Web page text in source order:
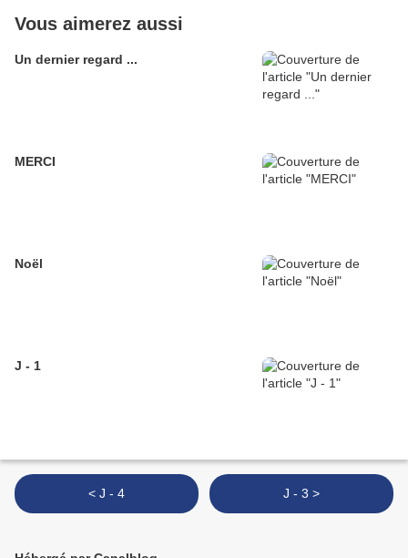
Vous aimerez aussi
Un dernier regard ...
MERCI
Noël
J - 1
< J - 4 J - 3 >